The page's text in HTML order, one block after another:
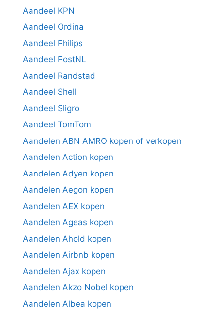
Aandeel KPN
Aandeel Ordina
Aandeel Philips
Aandeel PostNL
Aandeel Randstad
Aandeel Shell
Aandeel Sligro
Aandeel TomTom
Aandelen ABN AMRO kopen of verkopen
Aandelen Action kopen
Aandelen Adyen kopen
Aandelen Aegon kopen
Aandelen AEX kopen
Aandelen Ageas kopen
Aandelen Ahold kopen
Aandelen Airbnb kopen
Aandelen Ajax kopen
Aandelen Akzo Nobel kopen
Aandelen Albea kopen